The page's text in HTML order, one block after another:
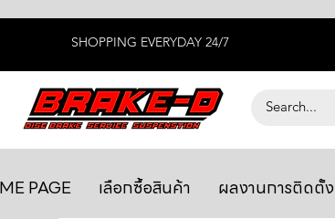
SHOPPING EVERYDAY 24/7
PAGE เลือกซื้อสินค้า ผลงานการติดตั้ง